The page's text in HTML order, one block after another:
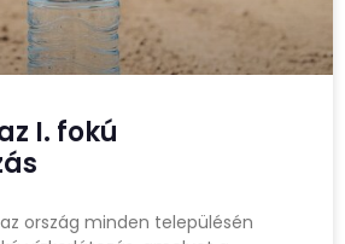
I. fokú
ország minden településén